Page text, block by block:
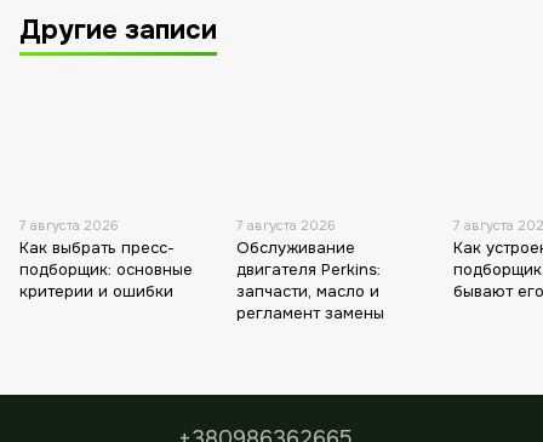
Другие записи
7 августа 2026
Как выбрать пресс-
подборщик: основные
критерии и ошибки
7 августа 2026
Обслуживание
двигателя Perkins:
запчасти, масло и
регламент замены
7 августа
Как
бывают